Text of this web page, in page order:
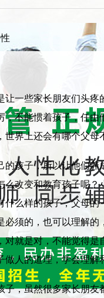
让一些家长朋友们头
，不能惯着孩子，任
世界上还会有哪个父母
的孩子，所以让他们
么改变和教育孩子呢
什么样的孩子，父母
必须的，也可以理解
对就是对，不能觉得
做人的道理，学会理
子，虽然很多家长朋